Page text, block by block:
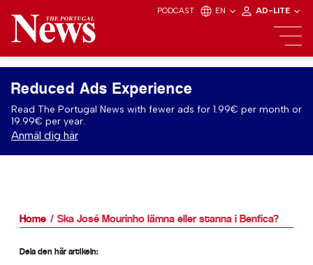
PODCAST EN AD-LITE
Reduced Ads Experience
Read The Portugal News with fewer ads for 1.99€ per month or
19.99€ per year.
Anmäl dig här
Home Ska José Mourinho lämna eller stanna i Benfica?
Dela den här artikeln: